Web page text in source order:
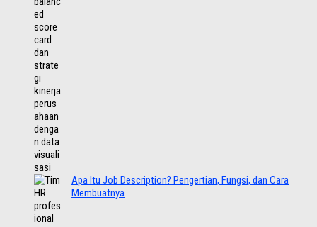
Apa Itu Job Description? Pengertian, Fungsi, dan Cara
Membuatnya